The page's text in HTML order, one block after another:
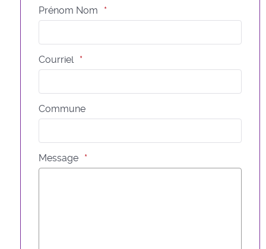
Prénom Nom
Courriel
Commune
Message